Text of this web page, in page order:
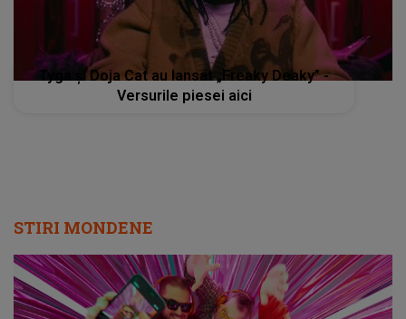
Tyga și Doja Cat au lansat „Freaky Deaky” -
Versurile piesei aici
STIRI MONDENE